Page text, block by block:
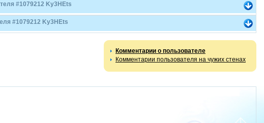
#1079212 Ky3HEts
#1079212 Ky3HEts
Комментарии о пользователе
Комментарии пользователя на чужих стенах